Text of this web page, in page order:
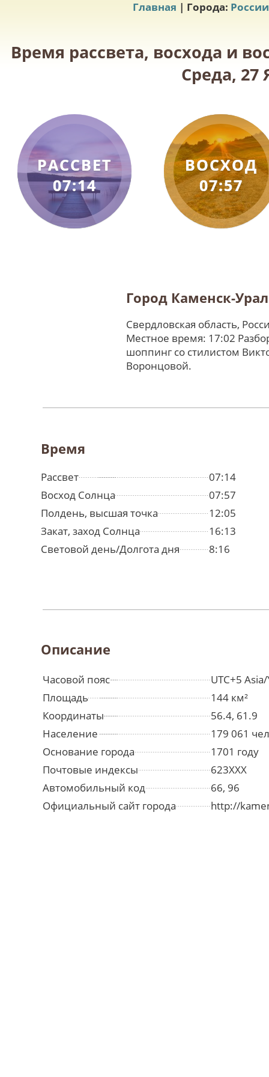
Главная | Города: России
Время рассвета, восхода и
Среда, 27
РАССВЕТ
07:14
ВОСХОД
07:57
Город Каменск-
Свердловская область,
Местное время: 17:02
шоппинг со стилистом
Воронцовой.
Время
Рассвет
07:14
Восход Солнца
07:57
Полдень, высшая точка
12:05
Закат, заход Солнца
16:13
Световой день/Долгота дня
8:16
Описание
Часовой пояс
UTC+5
Площадь
144 км²
Координаты
56.4, 61.9
Население
179 061
Основание города
1701 году
Почтовые индексы
623XXX
Автомобильный код
66, 96
Официальный сайт города
http://